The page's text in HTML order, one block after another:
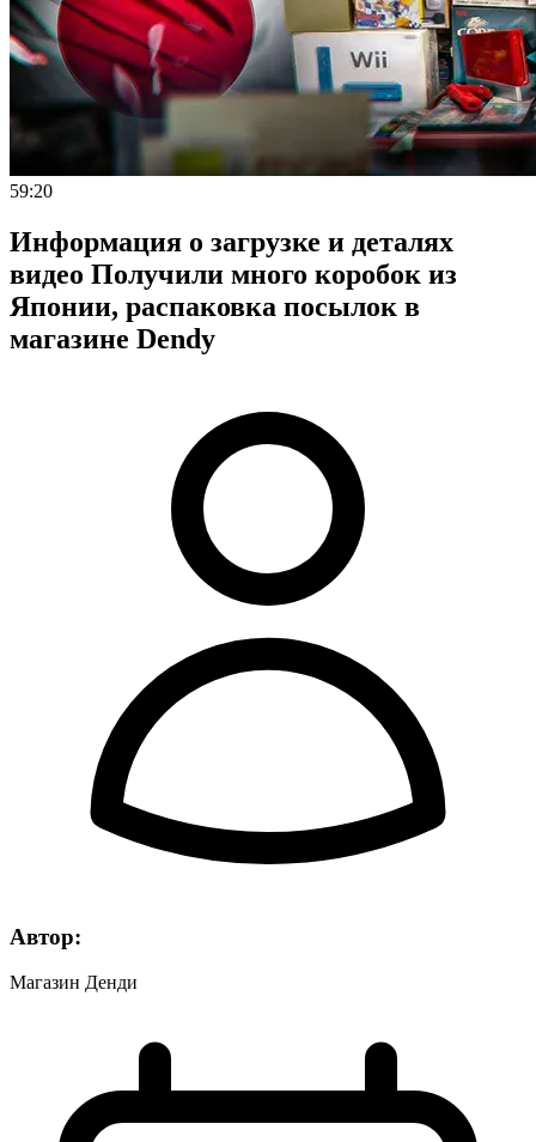
59:20
Информация о загрузке и деталях
видео Получили много коробок из
Японии, распаковка посылок в
магазине Dendy
Автор:
Магазин Денди